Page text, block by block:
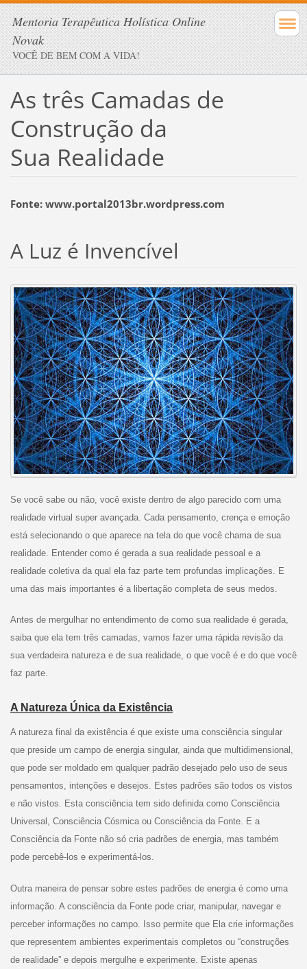
Mentoria Terapêutica Holística Online
Novak
VOCÊ DE BEM COM A VIDA!
As três Camadas de
Construção da
Sua Realidade
Fonte: www.portal2013br.wordpress.com
A Luz é Invencível
Se você sabe ou não, você existe dentro de algo parecido com uma
realidade virtual super avançada. Cada pensamento, crença e emoção
está selecionando o que aparece na tela do que você chama de sua
realidade. Entender como é gerada a sua realidade pessoal e a
realidade coletiva da qual ela faz parte tem profundas implicações. E
uma das mais importantes é a libertação completa de seus medos.
Antes de mergulhar no entendimento de como sua realidade é gerada,
saiba que ela tem três camadas, vamos fazer uma rápida revisão da
sua verdadeira natureza e de sua realidade, o que você é e do que você
faz parte.
A Natureza Única da Existência
A natureza final da existência é que existe uma consciência singular
que preside um campo de energia singular, ainda que multidimensional,
que pode ser moldado em qualquer padrão desejado pelo uso de seus
pensamentos, intenções e desejos. Estes padrões são todos os vistos
e não vistos. Esta consciência tem sido definida como Consciência
Universal, Consciência Cósmica ou Consciência da Fonte. E a
Consciência da Fonte não só cria padrões de energia, mas também
pode percebê-los e experimentá-los.
Outra maneira de pensar sobre estes padrões de energia é como uma
informação. A consciência da Fonte pode criar, manipular, navegar e
perceber informações no campo. Isso permite que Ela crie informações
que representem ambientes experimentais completos ou “construções
de realidade” e depois mergulhe e experimente. Existe apenas